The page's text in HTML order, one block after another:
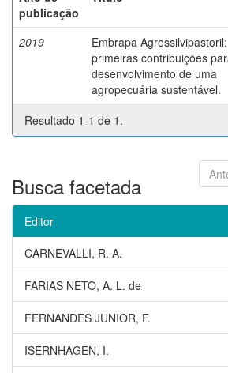
publicação
2019
Embrapa Agrossilvipastoril:
primeiras contribuições
desenvolvimento de uma
agropecuária sustentável.
Resultado 1-1 de 1.
Busca facetada
Editor
CARNEVALLI, R. A.
FARIAS NETO, A. L. de
FERNANDES JUNIOR, F.
ISERNHAGEN, I.